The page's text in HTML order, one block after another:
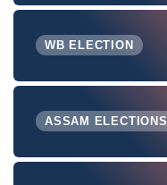
WB ELECTION
ASSAM ELECTIONS